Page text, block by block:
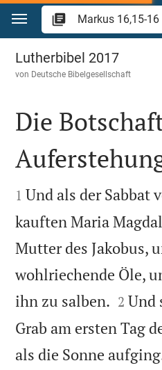
Zum Inhalt springen
Markus 16
Lutherbibel 2017
von Deutsche Bibelgesellschaft

Die

1 Und als der Sabbat
kauften Maria
Mutter des Jakobus,
wohlriechende Öle,
ihn zu salben. 

2 Und
Grab am ersten Tag
als die Sonne